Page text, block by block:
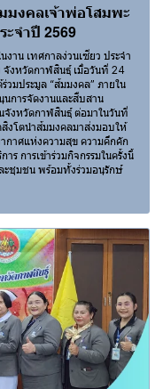
มงคลเจ้าพ่อโสมพะ
จำปี 2569
าน เทศกาลง่วนเซียว ประจำ
จังหวัดกาฬสินธุ์ เมื่อวันที่ 24
มประมูล “ส้มมงคล” ภายใน
การจัดงานและสืบสาน
งหวัดกาฬสินธุ์ ต่อมาในวันที่
งโตนำส้มมงคลมาส่งมอบให้
กาศแห่งความสุข ความคึกคัก
ร การเข้าร่วมกิจกรรมในครั้งนี้
ะชุมชน พร้อมทั้งร่วมอนุรักษ์